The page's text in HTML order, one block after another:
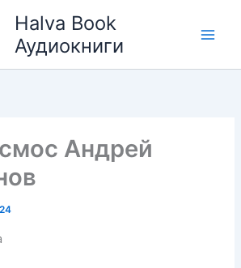
Halva Book
Аудиокниги
Андрей